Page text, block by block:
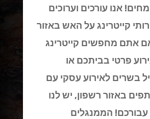
אנו עורכים וערוכים
קייטרינג על האש באזור
אתם מחפשים קייטרינג
פרטי בביתכם או
בשרים לאירוע עסקי עם
באזור רשפון, יש לנו
עבורכם! הממנגלים